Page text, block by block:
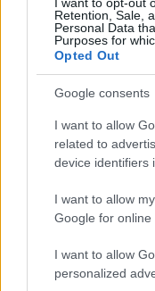
Retention, Sale,
Personal Data
Purposes for
Opted Out
Google consents
I want to allow
related to
device identifiers
I want to allow
Google for online
I want to allow
personalized
Αλλάζουν τα
τεχνικής
παρουσιάσουν
Το τελευταίο
σύγκρουση
Στιγμές
λεωφορείου
του! ΦΩΤΟ
Κόκκινα τα
πληγεισών
πυρκαγιές